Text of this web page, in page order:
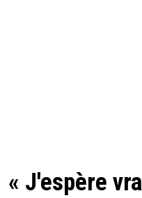
« J'espère